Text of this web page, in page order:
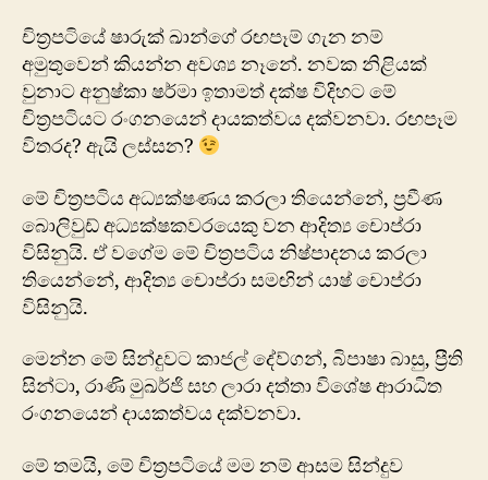
චිත්‍රපටියේ ෂාරුක් ඛාන්ගේ රඟපෑම් ගැන නම්
අමුතුවෙන් කියන්න අවශ්‍ය නෑනේ. නවක නිළියක්
වුනාට අනුෂ්කා ෂර්මා ඉතාමත් දක්ෂ විදිහට මේ
චිත්‍රපටියට රංගනයෙන් දායකත්වය දක්වනවා. රඟපෑම
විතරද? ඇයි ලස්සන?
මේ චිත්‍රපටිය අධ්‍යක්ෂණය කරලා තියෙන්නේ, ප්‍රවීණ
බොලිවුඩ් අධ්‍යක්ෂකවරයෙකු වන ආදිත්‍ය චොප්රා
විසිනුයි. ඒ වගේම මේ චිත්‍රපටිය නිෂ්පාදනය කරලා
තියෙන්නේ, ආදිත්‍ය චොප්රා සමඟින් යාෂ් චොප්රා
විසිනුයි.
මෙන්න මේ සින්දුවට කාජල් දේව්ගන්, බිපාෂා බාසු, ප්‍රීති
සින්ටා, රාණි මුඛර්ජි සහ ලාරා දත්තා විශේෂ ආරාධිත
රංග‍නයෙන් දායකත්වය දක්වනවා.
මේ තමයි, මේ චිත්‍රපටියේ මම නම් ආසම සින්දුව